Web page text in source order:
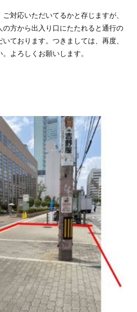
対応いただいてるかと存じますが、
方から出入り口にたたれると通行の
ております。つきましては、再度、
よろしくお願いします。